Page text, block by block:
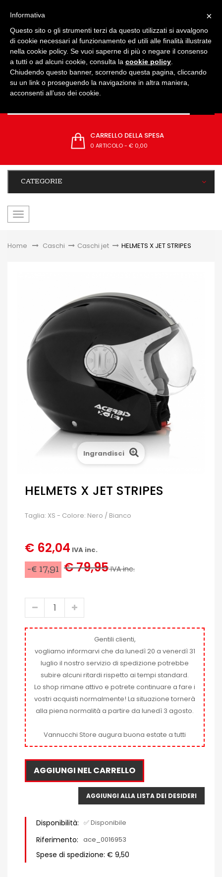
CARRELLO DELLA SPESA
0 ARTICOLO- € 0,00
CATEGORIE
navigazione
Home &gt;Caschi > Caschi jet > HELMETS X JET STRIPES
Ingrandisci
HELMETS X JET STRIPES
Taglia: XS - Colore: Nero / Bianco
€ 62,04 IVA inc.
-€ 17,91 € 79,95IVA inc.
Gentili clienti,
vogliamo informarvi che da lunedì 20 a venerdì 31
luglio il nostro servizio di spedizione potrebbe
subire alcuni ritardi rispetto ai tempi standard.
Lo shop rimane attivo e potrete continuare a fare i
vostri acquisti normalmente! La situazione tornerà
alla piena normalità a partire da lunedì 3 agosto.
Vannucchi Store augura buona estate a tutti
AGGIUNGI NEL CARRELLO
AGGIUNGI ALLA LISTA DEI DESIDERI
Disponibilità: ✅ Disponibile
Riferimento: ace_0016953
Spese di spedizione: € 9,50
×
Informativa
Questo sito o gli strumenti terzi da questo utilizzati si avvalgono
di cookie necessari al funzionamento ed utili alle finalità illustrate
nella cookie policy. Se vuoi saperne di più o negare il consenso
a tutti o ad alcuni cookie, consulta la cookie policy
Chiudendo questo banner, scorrendo questa pagina, cliccando
su un link o proseguendo la navigazione in altra maniera,
acconsenti all’uso dei cookie.